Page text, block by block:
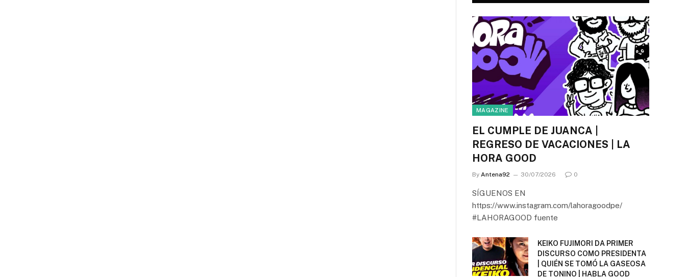
MAGAZINE
EL CUMPLE DE JUANCA |
REGRESO DE VACACIONES | LA
HORA GOOD
By Antena92 30/07/2026 0
SÍGUENOS EN
https://www.instagram.com/lahoragoodpe/
#LAHORAGOOD fuente
KEIKO FUJIMORI DA PRIMER
DISCURSO COMO PRESIDENTA
| QUIÉN SE TOMÓ LA GASEOSA
DE TONINO | HABLA GOOD